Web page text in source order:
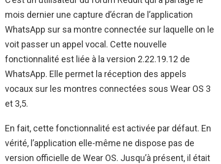
mois dernier une capture d’écran de l’application
WhatsApp sur sa montre connectée sur laquelle on le
voit passer un appel vocal. Cette nouvelle
fonctionnalité est liée à la version 2.22.19.12 de
WhatsApp. Elle permet la réception des appels
vocaux sur les montres connectées sous Wear OS 3
et 3,5.
En fait, cette fonctionnalité est activée par défaut. En
vérité, l’application elle-même ne dispose pas de
version officielle de Wear OS. Jusqu’à présent, il était